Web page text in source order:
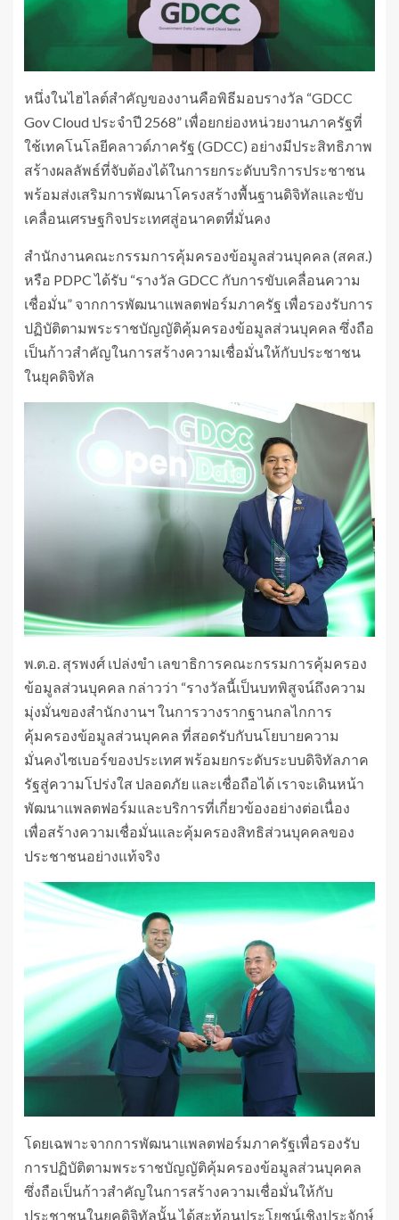
หนึ่งในไฮไลต์สำคัญของงานคือพิธีมอบรางวัล “GDCC
Gov Cloud ประจำปี 2568” เพื่อยกย่องหน่วยงานภาครัฐที่
ใช้เทคโนโลยีคลาวด์ภาครัฐ (GDCC) อย่างมีประสิทธิภาพ
สร้างผลลัพธ์ที่จับต้องได้ในการยกระดับบริการประชาชน
พร้อมส่งเสริมการพัฒนาโครงสร้างพื้นฐานดิจิทัลและขับ
เคลื่อนเศรษฐกิจประเทศสู่อนาคตที่มั่นคง
สำนักงานคณะกรรมการคุ้มครองข้อมูลส่วนบุคคล (สคส.)
หรือ PDPC ได้รับ “รางวัล GDCC กับการขับเคลื่อนความ
เชื่อมั่น” จากการพัฒนาแพลตฟอร์มภาครัฐ เพื่อรองรับการ
ปฏิบัติตามพระราชบัญญัติคุ้มครองข้อมูลส่วนบุคคล ซึ่งถือ
เป็นก้าวสำคัญในการสร้างความเชื่อมั่นให้กับประชาชน
ในยุคดิจิทัล
พ.ต.อ. สุรพงศ์ เปล่งขำ เลขาธิการคณะกรรมการคุ้มครอง
ข้อมูลส่วนบุคคล กล่าวว่า “รางวัลนี้เป็นบทพิสูจน์ถึงความ
มุ่งมั่นของสำนักงานฯ ในการวางรากฐานกลไกการ
คุ้มครองข้อมูลส่วนบุคคล ที่สอดรับกับนโยบายความ
มั่นคงไซเบอร์ของประเทศ พร้อมยกระดับระบบดิจิทัลภาค
รัฐสู่ความโปร่งใส ปลอดภัย และเชื่อถือได้ เราจะเดินหน้า
พัฒนาแพลตฟอร์มและบริการที่เกี่ยวข้องอย่างต่อเนื่อง
เพื่อสร้างความเชื่อมั่นและคุ้มครองสิทธิส่วนบุคคลของ
ประชาชนอย่างแท้จริง
โดยเฉพาะจากการพัฒนาแพลตฟอร์มภาครัฐเพื่อรองรับ
การปฏิบัติตามพระราชบัญญัติคุ้มครองข้อมูลส่วนบุคคล
ซึ่งถือเป็นก้าวสำคัญในการสร้างความเชื่อมั่นให้กับ
ประชาชนในยุคดิจิทัลนั้น ได้สะท้อนประโยชน์เชิงประจักษ์